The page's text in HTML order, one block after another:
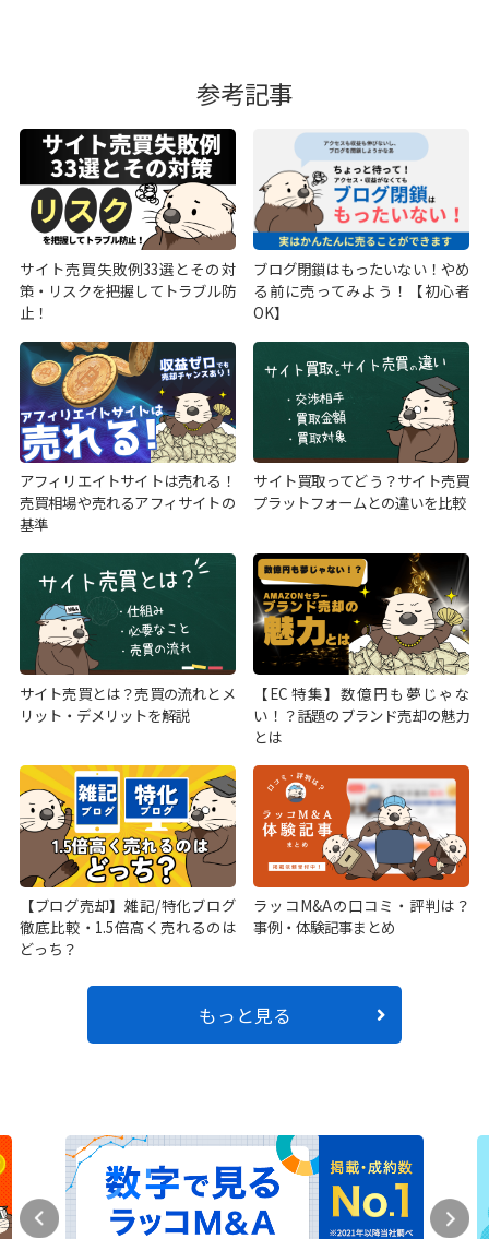
参考記事
サイト売買失敗例33選とその対
策・リスクを把握してトラブル防
止！
ブログ閉鎖はもったいない！やめ
る前に売ってみよう！【初心者
OK】
アフィリエイトサイトは売れる！
売買相場や売れるアフィサイトの
基準
サイト買取ってどう？サイト売買
プラットフォームとの違いを比較
サイト売買とは？売買の流れとメ
リット・デメリットを解説
【EC特集】数億円も夢じゃな
い！？話題のブランド売却の魅力
とは
【ブログ売却】雑記/特化ブログ
徹底比較・1.5倍高く売れるのは
どっち？
ラッコM&Aの口コミ・評判は？
事例・体験記事まとめ
もっと見る